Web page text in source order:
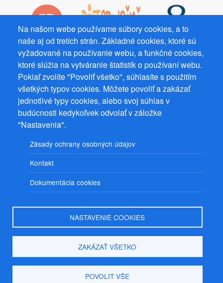
Na našom webe používame súbory cookies, a to
naše aj od tretích strán. Základné cookies, ktoré sú
vyžadované na používanie webu, a funkčné cookies,
ktoré slúžia na vytváranie štatistík o používaní webu.
Pokiaľ zvolíte "Povoliť všetko", súhlasíte s použitím
všetkých typov cookies. Môžete povoliť a zakázať
jednotlivé typy cookies, alebo svoj súhlas v
budúcnosti kedykoľvek odvolať v záložke
"Nastavenia".
Zásady ochrany osobných údajov
Kontakt
Dokumentácia cookies
NASTAVENIE COOKIES
ZAKÁZAŤ VŠETKO
POVOLIT VŠE
Prevádzkovateľ: Mgr. Bc. Žaneta Radimecká, MBA, Ostrov 256, 561
22 Ostrov, IČ 08993033, DIČ CZ9161263958
© 2026
PuzzleWebs s.r.o.